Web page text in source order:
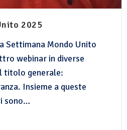
2025
Settimana Mondo Unito
webinar in diverse
titolo generale:
Insieme a queste
sono…